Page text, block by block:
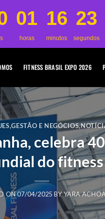
01
horas
16
minutos
22
segundos
FITNESS BRASIL EXPO 2026
,GESTÃO E NEGÓCIOS,
celebra
do fitness
ON07/04/2025 BYYARA ACHOA